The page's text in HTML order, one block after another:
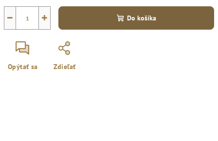
+
− Do košíka
Opýtať sa Zdieľať